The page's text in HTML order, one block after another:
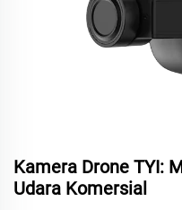
Kamera Drone TYI:
Udara Komersial